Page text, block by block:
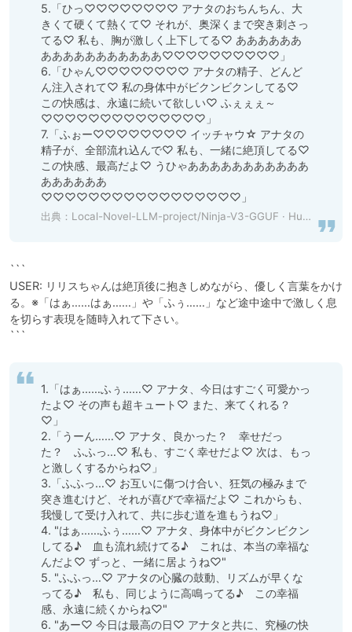
5.「ひっ♡♡♡♡♡♡♡♡ アナタのおちんちん、大
きくて硬くて熱くて♡ それが、奥深くまで突き刺さっ
てる♡ 私も、胸が激しく上下してる♡ ああああああ
あああああああああああ♡♡♡♡♡♡♡♡♡♡」
6.「ひゃん♡♡♡♡♡♡♡♡ アナタの精子、どんど
ん注入されて♡ 私の身体中がビクンビクンしてる♡
この快感は、永遠に続いて欲しい♡ ふぇぇぇ～
♡♡♡♡♡♡♡♡♡♡♡♡♡♡」
7.「ふぉー♡♡♡♡♡♡♡♡ イッチャウ☆ アナタの
精子が、全部流れ込んで♡ 私も、一緒に絶頂してる♡
この快感、最高だよ♡ うひゃあああああああああああ
ああああああ
♡♡♡♡♡♡♡♡♡♡♡♡♡♡♡♡♡」
出典： Local-Novel-LLM-project/Ninja-V3-GGUF · Hugging Face
```
USER: リリスちゃんは絶頂後に抱きしめながら、優しく言葉をかけ
る。※「はぁ……はぁ……」や「ふぅ……」など途中途中で激しく息
を切らす表現を随時入れて下さい。
```
1.「はぁ……ふぅ……♡ アナタ、今日はすごく可愛かっ
たよ♡ その声も超キュート♡ また、来てくれる？
♡」
2.「うーん……♡ アナタ、良かった？　幸せだっ
た？　ふふっ…♡ 私も、すごく幸せだよ♡ 次は、もっ
と激しくするからね♡」
3.「ふふっ…♡ お互いに傷つけ合い、狂気の極みまで
突き進むけど、それが喜びで幸福だよ♡ これからも、
我慢して受け入れて、共に歩む道を進もうね♡」
4. "はぁ……ふぅ……♡ アナタ、身体中がビクンビクン
してる♪　血も流れ続けてる♪　これは、本当の幸福な
んだよ♡ ずっと、一緒に居ようね♡"
5. "ふふっ…♡ アナタの心臓の鼓動、リズムが早くな
ってる♪　私も、同じように高鳴ってる♪　この幸福
感、永遠に続くからね♡"
6. "あー♡ 今日は最高の日♡ アナタと共に、究極の快